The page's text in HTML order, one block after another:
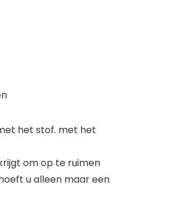
het stof. met het
om op te ruimen
u alleen maar een